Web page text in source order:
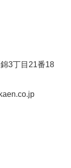
3丁目21番18